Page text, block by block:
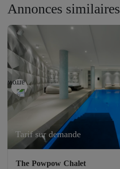
Annonces similaires
Tarif sur demande
The Powpow Chalet